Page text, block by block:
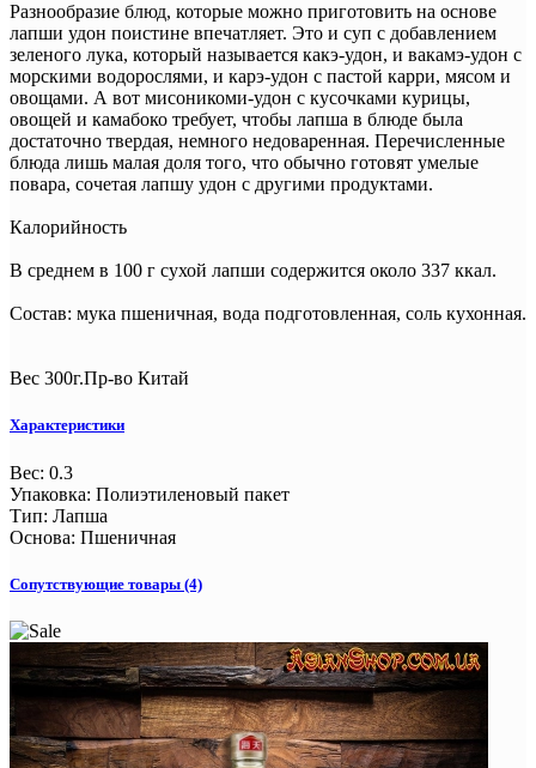
Разнообразие блюд, которые можно приготовить на основе
лапши удон поистине впечатляет. Это и суп с добавлением
зеленого лука, который называется какэ-удон, и вакамэ-удон с
морскими водорослями, и карэ-удон с пастой карри, мясом и
овощами. А вот мисоникоми-удон с кусочками курицы,
овощей и камабоко требует, чтобы лапша в блюде была
достаточно твердая, немного недоваренная. Перечисленные
блюда лишь малая доля того, что обычно готовят умелые
повара, сочетая лапшу удон с другими продуктами.
Калорийность
В среднем в 100 г сухой лапши содержится около 337 ккал.
Состав: мука пшеничная, вода подготовленная, соль кухонная.
Вес 300г.Пр-во Китай
Характеристики
Вес: 0.3
Упаковка: Полиэтиленовый пакет
Тип: Лапша
Основа: Пшеничная
Сопутствующие товары (4)